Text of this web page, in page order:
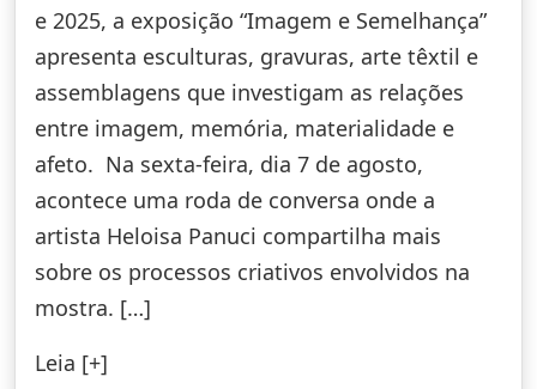
e 2025, a exposição “Imagem e Semelhança”
apresenta esculturas, gravuras, arte têxtil e
assemblagens que investigam as relações
entre imagem, memória, materialidade e
afeto. Na sexta-feira, dia 7 de agosto,
acontece uma roda de conversa onde a
artista Heloisa Panuci compartilha mais
sobre os processos criativos envolvidos na
mostra. […]
Leia [+]